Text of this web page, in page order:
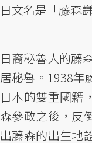
日文名是「藤森
日裔秘魯人的藤
居秘魯。1938年
日本的雙重國籍
森參政之後，反
出藤森的出生地